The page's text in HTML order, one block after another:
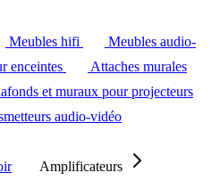
Meubles hifi
Meubles audio-
enceintes
Attaches murales
et muraux pour projecteurs
audio-vidéo
Amplificateurs